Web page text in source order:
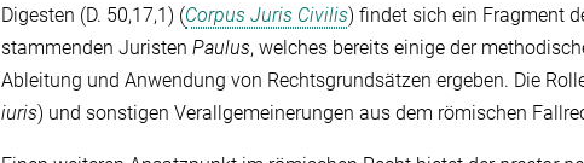
Digesten (D. 50,17,1) (Corpus Juris Civilis) findet sich ein Fragment
stammenden Juristen Paulus, welches bereits einige der
Ableitung und Anwendung von Rechtsgrundsätzen ergeben. Die
iuris) und sonstigen Verallgemeinerungen aus dem römischen